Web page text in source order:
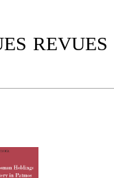
REVUES